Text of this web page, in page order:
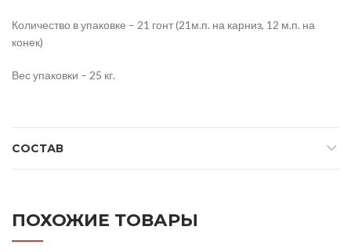
Количество в упаковке – 21 гонт (21м.п. на карниз, 12 м.п. на
конек)
Вес упаковки – 25 кг.
СОСТАВ
ПОХОЖИЕ ТОВАРЫ